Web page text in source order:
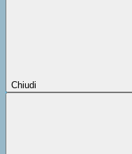
Chiudi